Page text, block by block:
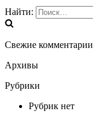
Найти:
Свежие комментарии
Архивы
Рубрики
Рубрик нет